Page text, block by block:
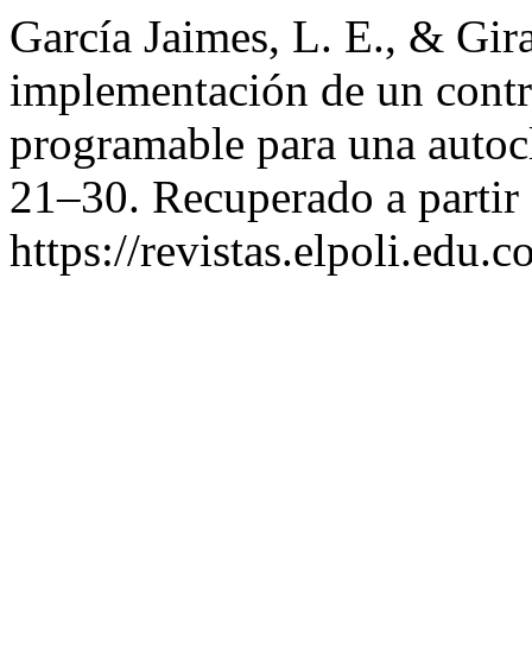
García Jaimes, L. E., &
implementación de un
programable para una
21–30. Recuperado a partir
https://